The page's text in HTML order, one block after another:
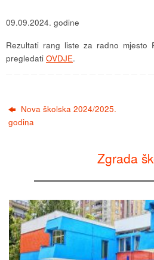
09.09.2024. godine
Rezultati rang liste za radno mjesto
pregledati OVDJE.
Nova školska 2024/2025.
godina
Zgrada